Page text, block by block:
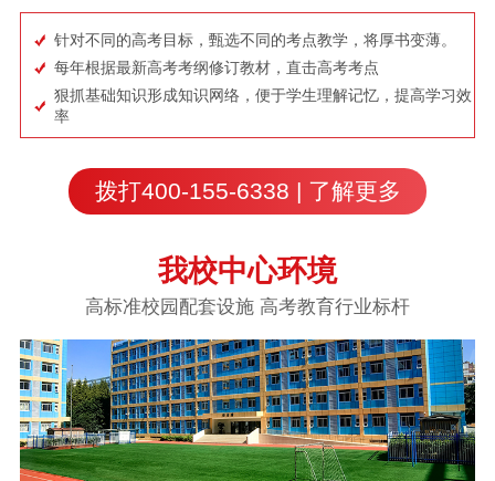
针对不同的高考目标，甄选不同的考点教学，将厚书变薄。
每年根据最新高考考纲修订教材，直击高考考点
狠抓基础知识形成知识网络，便于学生理解记忆，提高学习效
率
拨打400-155-6338 | 了解更多
我校中心环境
高标准校园配套设施 高考教育行业标杆